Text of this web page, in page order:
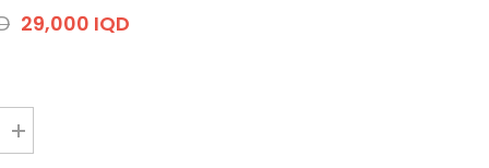
29,000 IQD
Increase
quantity